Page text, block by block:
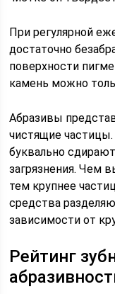
При регулярной
достаточно
поверхности
камень можно
Абразивы
чистящие частицы.
буквально
загрязнения. Чем
тем крупнее
средства
зависимости от
Рейтинг